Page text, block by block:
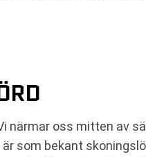
närmar oss mitten av
som bekant